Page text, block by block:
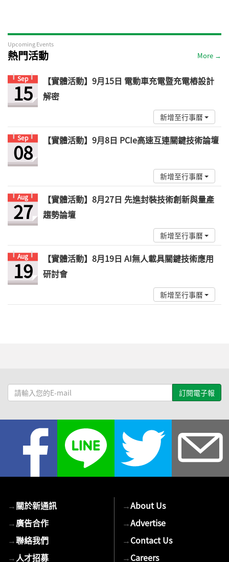
Upcoming Events
熱門活動 More →
Sep
15
【實體活動】9月15日 電動車充電暨充電樁設計
解密
新增至行事曆
Sep
08 【實體活動】9月8日 PCIe高速互連關鍵技術論壇
新增至行事曆
Aug
27
【實體活動】8月27日 先進封裝技術創新與量產
趨勢論壇
新增至行事曆
Aug
19
【實體活動】8月19日 AI無人載具關鍵技術應用
研討會
新增至行事曆
請
輸
→關於新通訊
→廣告合作
→聯絡我們
→人才招募
→About Us
→Advertise
→Contact Us
→Careers